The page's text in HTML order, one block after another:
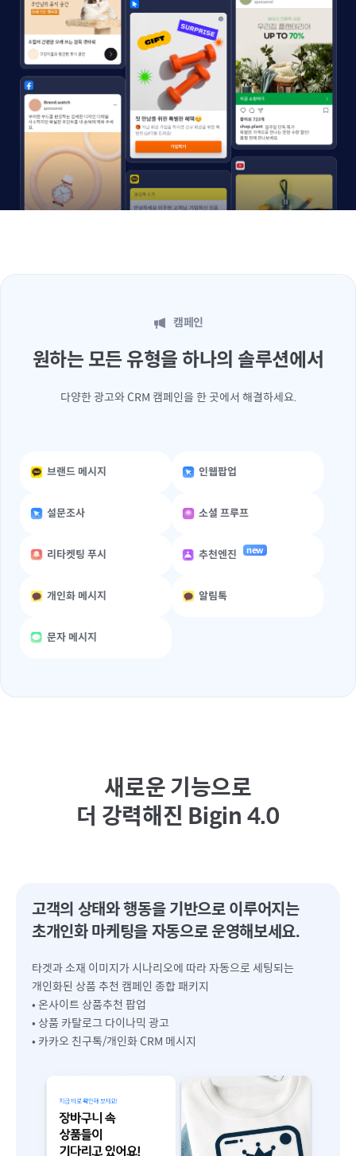
캠페인
원하는 모든 유형을 하나의 솔루션에서
다양한 광고와 CRM 캠페인을 한 곳에서 해결하세요.
브랜드 메시지 인웹팝업
설문조사 소셜 프루프
리타켓팅 푸시 추천엔진 new
개인화 메시지 알림톡
문자 메시지
새로운 기능으로
더 강력해진 Bigin 4.0
고객의 상태와 행동을 기반으로 이루어지는
초개인화 마케팅을 자동으로 운영해보세요.
타겟과 소재 이미지가 시나리오에 따라 자동으로 세팅되는
개인화된 상품 추천 캠페인 종합 패키지
• 온사이트 상품추천 팝업
• 상품 카탈로그 다이나믹 광고
• 카카오 친구톡/개인화 CRM 메시지